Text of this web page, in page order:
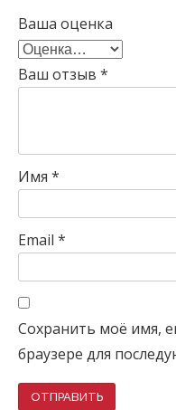
Ваша оценка
Ваш отзыв *
Имя *
Email *
Сохранить моё имя,
браузере для